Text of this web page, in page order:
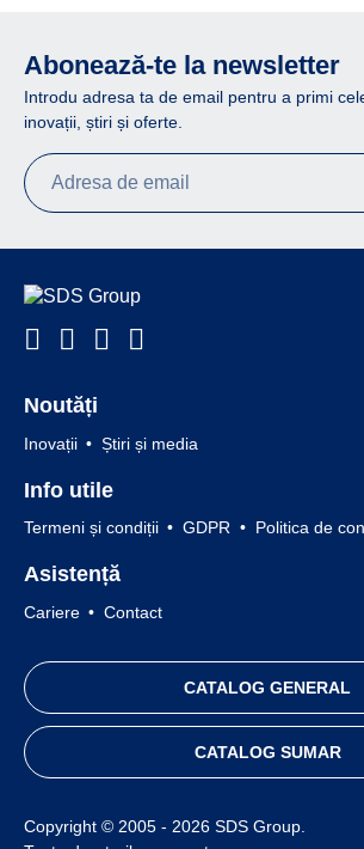
Abonează-te la newsletter
Introdu adresa ta de email pentru a primi
inovații, știri și oferte.
Noutăți
Inovații Știri și media
Info utile
Termeni și condiții GDPR Politica de
Asistență
Cariere Contact
CATALOG GENERAL
CATALOG SUMAR
Copyright © 2005 - 2026 SDS Group.